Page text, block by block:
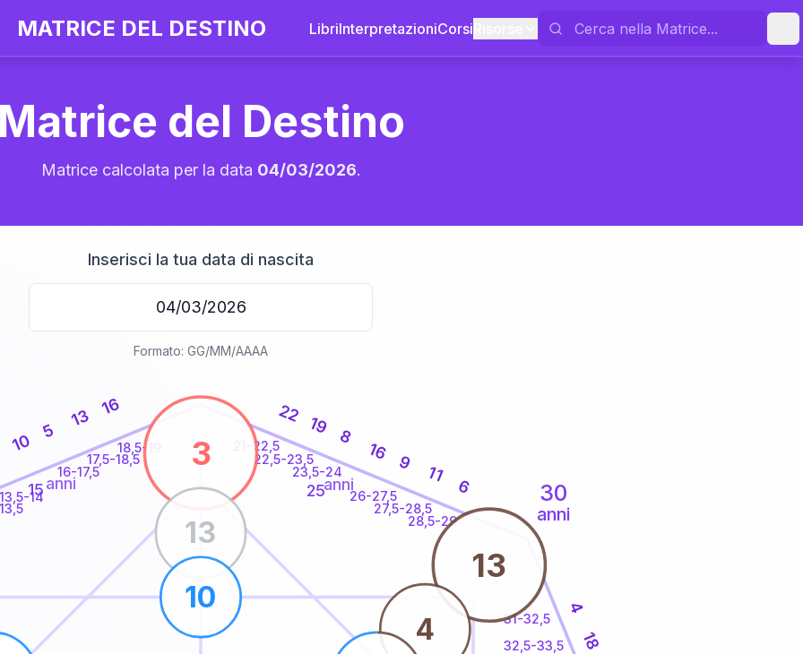
MATRICE DEL DESTINO LibriInterpretazioniCorsi
Matrice del Destino
Matrice calcolata per la data 04/03/2026.
Inserisci la tua data di nascita
Formato: GG/MM/AAAA
20
30
anni
13,5-14
16-17,5
17,5-18,5
18,5-19 21-22,5
22,5-23,5
23,5-24
26-27,5
27,5-28,5
28,5-29
31-32,5
32,5-33,5
10 5
13 16 22 19 8
16 9
11
6
4
18
3
13
13
10
4
15anni 25anni